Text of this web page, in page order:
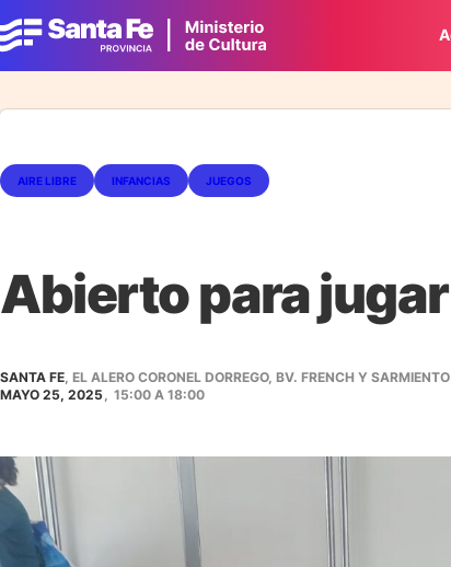
AIRE LIBRE INFANCIAS JUEGOS
Abierto para
SANTA FE , EL ALERO CORONEL DORREGO, BV. FRENCH Y SARMIENTO
MAYO 25, 2025
15:00 A 18:00